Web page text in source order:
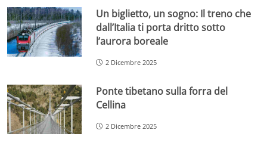
Un biglietto, un sogno: Il treno che
dall’Italia ti porta dritto sotto
l’aurora boreale
2 Dicembre 2025
Ponte tibetano sulla forra del
Cellina
2 Dicembre 2025